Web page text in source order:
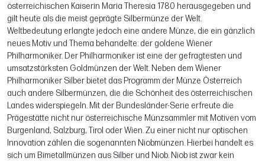
österreichischen Kaiserin Maria Theresia 1780 herausgegeben und
gilt heute als die meist geprägte Silbermünze der Welt.
Weltbedeutung erlangte jedoch eine andere Münze, die ein gänzlich
neues Motiv und Thema behandelte: der goldene Wiener
Philharmoniker. Der Philharmoniker ist eine der gefragtesten und
umsatzstärksten Goldmünzen der Welt. Neben dem Wiener
Philharmoniker Silber bietet das Programm der Münze Österreich
auch andere Silbermünzen, die die Schönheit des österreichischen
Landes widerspiegeln. Mit der Bundesländer-Serie erfreute die
Prägestätte nicht nur österreichische Münzsammler mit Motiven vom
Burgenland, Salzburg, Tirol oder Wien. Zu einer nicht nur optischen
Innovation zählen die sogenannten Niobmünzen. Hierbei handelt es
sich um Bimetallmünzen aus Silber und Niob. Niob ist zwar kein